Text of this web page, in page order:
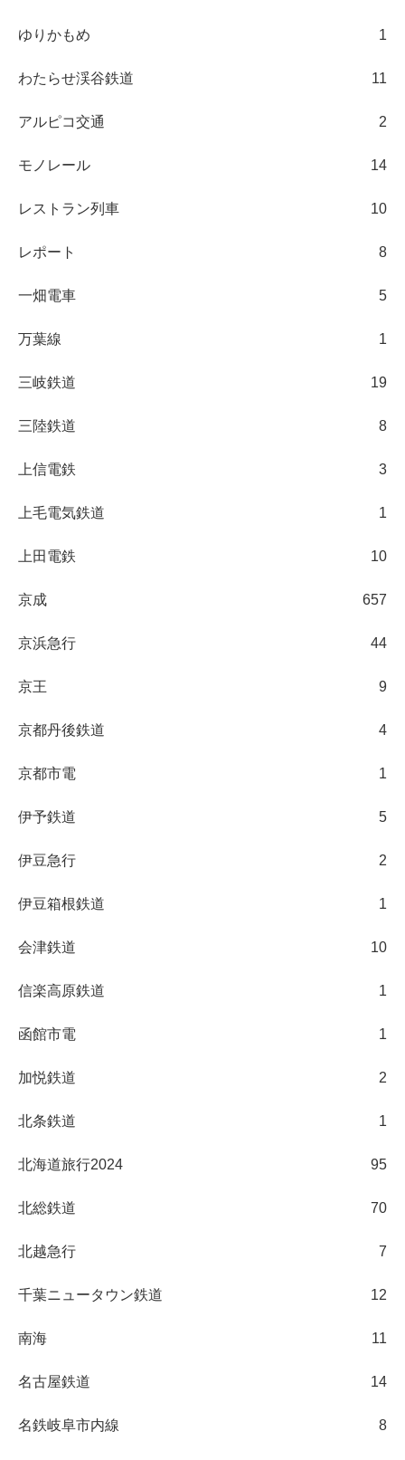
ゆりかもめ 1
わたらせ渓谷鉄道 11
アルピコ交通 2
モノレール 14
レストラン列車 10
レポート 8
一畑電車 5
万葉線 1
三岐鉄道 19
三陸鉄道 8
上信電鉄 3
上毛電気鉄道 1
上田電鉄 10
京成 657
京浜急行 44
京王 9
京都丹後鉄道 4
京都市電 1
伊予鉄道 5
伊豆急行 2
伊豆箱根鉄道 1
会津鉄道 10
信楽高原鉄道 1
函館市電 1
加悦鉄道 2
北条鉄道 1
北海道旅行2024 95
北総鉄道 70
北越急行 7
千葉ニュータウン鉄道 12
南海 11
名古屋鉄道 14
名鉄岐阜市内線 8